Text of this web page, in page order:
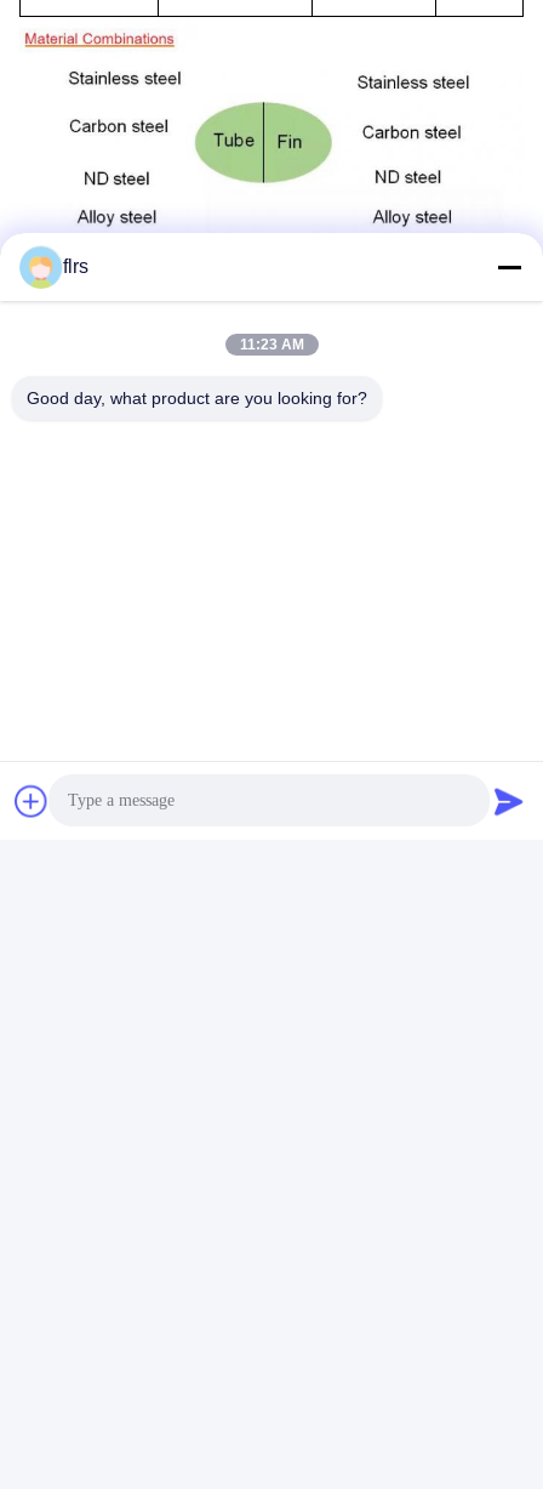
flrs
11:23 AM
Good day, what product are you looking for?